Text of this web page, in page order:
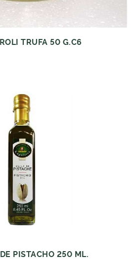
TRUFA 50 G.C6
PISTACHO 250 ML.